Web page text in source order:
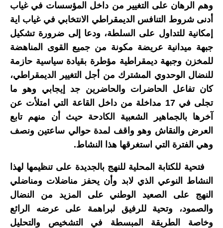
وهم الرهان على التغيير من داخل المؤسسات في غياب
أدنى شروط التنافس الديمقراطي الانتخابي في غياب اية
إمكانية للتداول على السلطة، ودعا إلى ضرورة تشكيل
جبهة ميدانية عريضة مكونة من جميع القوى المناهضة
للمخزن وجبهة ديمقراطية مؤطرة بقيادة سياسية حازمة
للنضال الوحدوي المشترك من أجل التغيير الديمقراطي،
كان تفاعل الحاضرات والحاضرين جد إيجابي وهو ما
تجلى في 17 مداخلة من داخل القاعة التي امتلأت عن
آخرها بالجماهير الشعبية الكادحة حيث أن منهم تابع
العرض والنقاش وهو واقف لمدة حوالي ساعتين ونصف
وهي الفترة التي استغرقها هذا النشاط.
فتحية للكتابة المحلية للنهج بالجديدة على تنظيمها لهذا
النشاط النوعي الذي لابد وأن يحفز مناضلات ومناضلي
النهج على الصعيد الوطني على المزيد من النضال
والصمود، وتحية للرفيق لبراهمة على عرضه الرائع
وخاصة الطريقة المبسطة في التشخيص والتحليل